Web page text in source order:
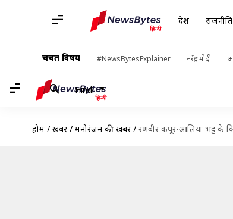
देश राजनीति
चर्चित विषय #NewsBytesExplainer नरेंद्र मोदी
Hindi
होम / खबरें / मनोरंजन की खबरें / रणबीर कपूर-आलिया भट्ट के